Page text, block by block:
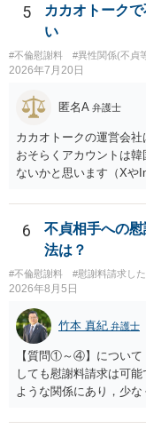
貞発覚後、長期間同居
場合がありますので、
5
カカオトーク
い
#不倫慰謝料 #異性関係(不貞
2026年7月20日
匿名A 弁護士
カカオトークの運営会社
おそらくアカウントは
ないかと思います（Xや
対する照会は基本的に
は例外的に認める扱い
的ではないでしょう）
ら、日本法人へ送って
ります。 個人で直接他
6
不貞相手への
法は？
#不倫慰謝料 #慰謝料請求し
2026年8月5日
竹本 真紀 弁護士
【質問①～④】について
しても慰謝料請求は可
ような関係にあり，少
ことを窺わせるもので